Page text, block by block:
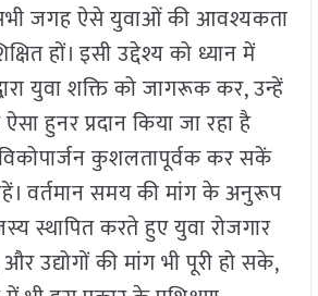
जगह ऐसे युवाओं की आवश्यकता
हों। इसी उद्देश्य को ध्यान में
युवा शक्ति को जागरूक कर, उन्हें
हुनर प्रदान किया जा रहा है
कुशलतापूर्वक कर सकें
वर्तमान समय की मांग के अनुरूप
स्थापित करते हुए युवा रोजगार
उद्योगों की मांग भी पूरी हो सके,